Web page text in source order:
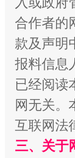
全民健身五
合作者的
款及声明
报料信息
已经阅读
网无关。
互联网法
三、关于